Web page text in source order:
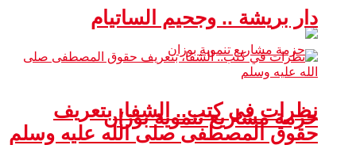
حزمة مشاريع تنموية بوزان
دار بريشة .. وجحيم الساتيام
نظرات في كتب.. الشفا، بتعريف
حقوق المصطفى صلى الله عليه وسلم